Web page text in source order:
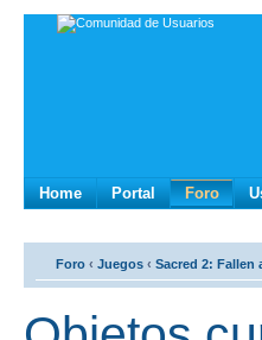
Home Portal Foro
Foro ‹ Juegos ‹ Sacred 2: Fallen